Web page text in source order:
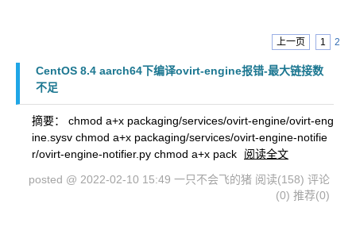
上一页 1 2
CentOS 8.4 aarch64下编译ovirt-engine报错-最大链接数
不足
摘要： chmod a+x packaging/services/ovirt-engine/ovirt-eng
ine.sysv chmod a+x packaging/services/ovirt-engine-notifie
r/ovirt-engine-notifier.py chmod a+x pack
阅读全文
posted @ 2022-02-10 15:49 一只不会飞的猪 阅读(158) 评论
(0) 推荐(0)